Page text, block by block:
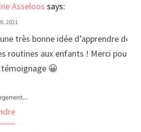
Asseloos says:
2021
très bonne idée d’apprendre de
routines aux enfants ! Merci pour
😀